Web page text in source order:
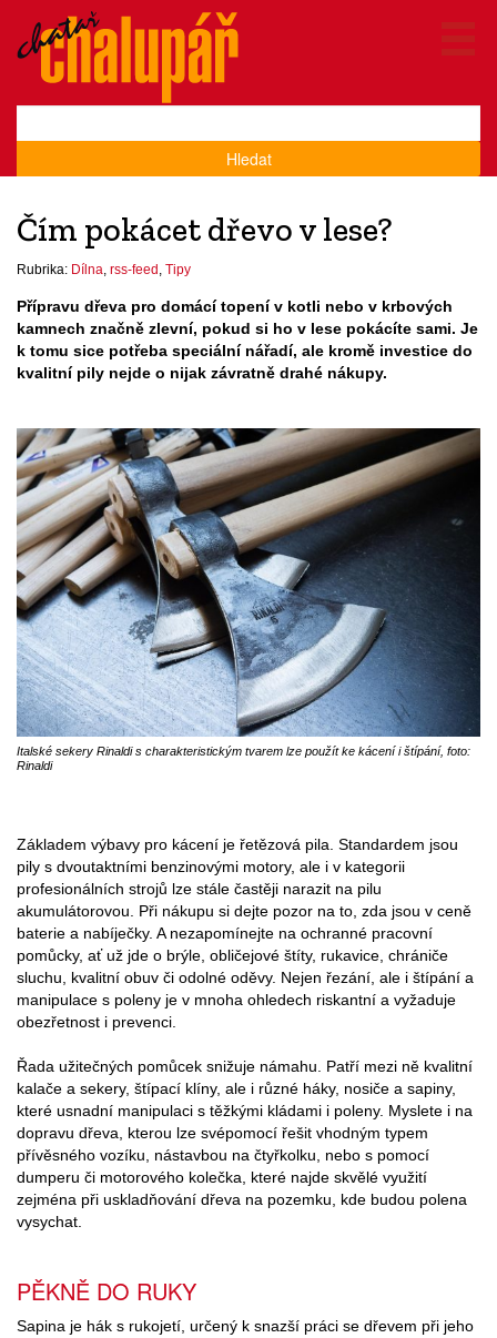
Hledat
Čím pokácet dřevo v lese?
Rubrika: Dílna rss-feed Tipy
Italské sekery Rinaldi s charakteristickým tvarem lze použít ke kácení i štípání, foto:
Rinaldi
Přípravu dřeva pro domácí topení v kotli nebo v krbových
kamnech značně zlevní, pokud si ho v lese pokácíte sami. Je
k tomu sice potřeba speciální nářadí, ale kromě investice do
kvalitní pily nejde o nijak závratně drahé nákupy.
Základem výbavy pro kácení je řetězová pila. Standardem jsou
pily s dvoutaktními benzinovými motory, ale i v kategorii
profesionálních strojů lze stále častěji narazit na pilu
akumulátorovou. Při nákupu si dejte pozor na to, zda jsou v ceně
baterie a nabíječky. A nezapomínejte na ochranné pracovní
pomůcky, ať už jde o brýle, obličejové štíty, rukavice, chrániče
sluchu, kvalitní obuv či odolné oděvy. Nejen řezání, ale i štípání a
manipulace s poleny je v mnoha ohledech riskantní a vyžaduje
obezřetnost i prevenci.
Řada užitečných pomůcek snižuje námahu. Patří mezi ně kvalitní
kalače a sekery, štípací klíny, ale i různé háky, nosiče a sapiny,
které usnadní manipulaci s těžkými kládami i poleny. Myslete i na
dopravu dřeva, kterou lze svépomocí řešit vhodným typem
přívěsného vozíku, nástavbou na čtyřkolku, nebo s pomocí
dumperu či motorového kolečka, které najde skvělé využití
zejména při uskladňování dřeva na pozemku, kde budou polena
vysychat.
PĚKNĚ DO RUKY
Sapina je hák s rukojetí, určený k snazší práci se dřevem při jeho